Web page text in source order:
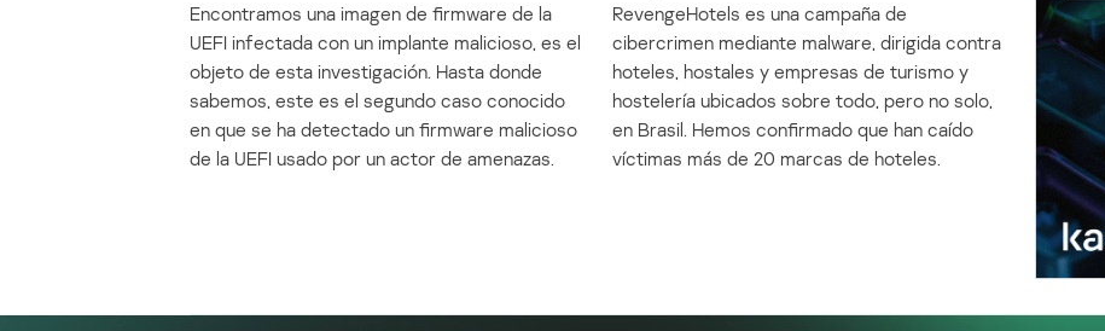
Encontramos una imagen de firmware de la
UEFI infectada con un implante malicioso, es el
objeto de esta investigación. Hasta donde
sabemos, este es el segundo caso conocido
en que se ha detectado un firmware malicioso
de la UEFI usado por un actor de amenazas.
RevengeHotels es una campaña de
cibercrimen mediante malware, dirigida contra
hoteles, hostales y empresas de turismo y
hostelería ubicados sobre todo, pero no solo,
en Brasil. Hemos confirmado que han caído
víctimas más de 20 marcas de hoteles.